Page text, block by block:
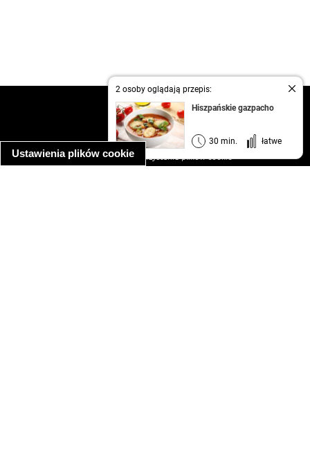
Ustawienia plików cookie
2 osoby oglądają przepis:
Hiszpańskie gazpacho
30 min. łatwe
kontakt
regulamin
informacja o prywatności
informacja o wykorzystaniu plików cookie